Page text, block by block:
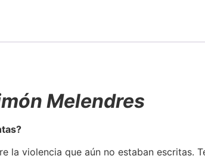
Melendres
la violencia que aún no estaban escritas.